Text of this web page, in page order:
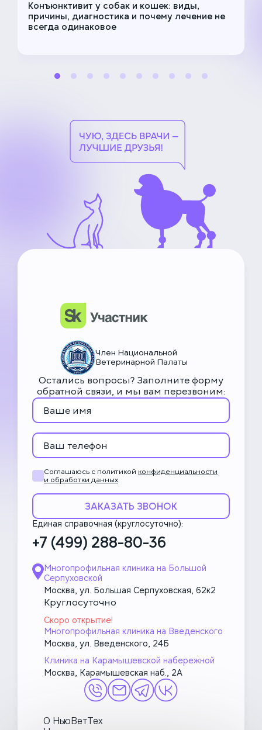
Конъюнктивит у собак и кошек: виды,
причины, диагностика и почему лечение не
всегда одинаковое
Член Национальной
Ветеринарной Палаты
Остались вопросы? Заполните форму
обратной связи, и мы вам перезвоним:
Соглашаюсь с политикой конфиденциальности
и обработки данных
ЗАКАЗАТЬ ЗВОНОК
Единая справочная (круглосуточно):
+7 (499) 288-80-36
Многопрофильная клиника на Большой
Серпуховской
Москва, ул. Большая Серпуховская, 62к2
Круглосуточно
Скоро открытие!
Многопрофильная клиника на Введенского
Москва, ул. Введенского, 24Б
Клиника на Карамышевской набережной
Москва, Карамышевская наб., 2А
О НьюВетТех